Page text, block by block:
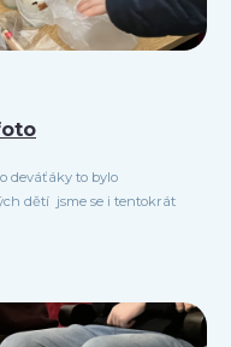
deváťáky to bylo
dětí jsme se i tentokrát